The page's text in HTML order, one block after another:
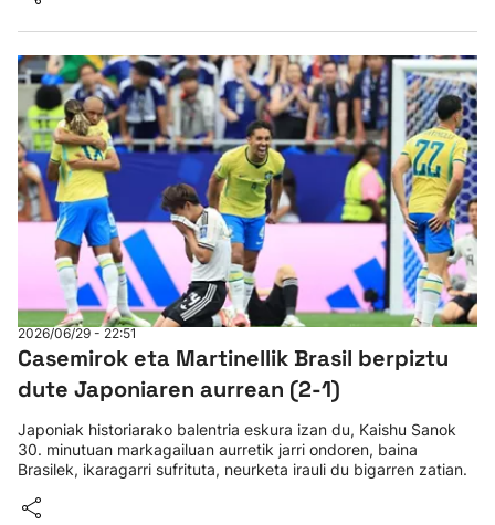
2026/06/29 - 22:51
Casemirok eta Martinellik Brasil berpiztu
dute Japoniaren aurrean (2-1)
Japoniak historiarako balentria eskura izan du, Kaishu Sanok
30. minutuan markagailuan aurretik jarri ondoren, baina
Brasilek, ikaragarri sufrituta, neurketa irauli du bigarren zatian.